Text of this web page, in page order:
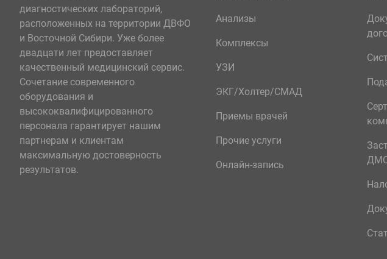
диагностических лабораторий,
расположенных на территории ДВФО
и Восточной Сибири. Уже более
двадцати лет предоставляет
качественный медицинский сервис.
Сочетание современного
оборудования и
высококвалифицированного
персонала гарантирует нашим
партнерам и клиентам
максимальную достоверность
результатов.
Анализы
Комплексы
УЗИ
ЭКГ/Холтер/СМАД
Приемы врачей
Прочие услуги
Онлайн-запись